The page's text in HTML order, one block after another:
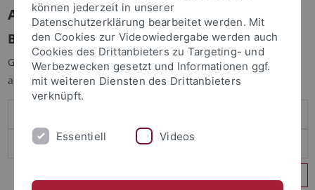
Anmelden
Benutzeranmeldung
Geben Sie Ihren Benutzernamen und Ihr Passwort an um sich
anzumelden:
können jederzeit in unserer
Datenschutzerklärung bearbeitet werden. Mit
den Cookies zur Videowiedergabe werden auch
Cookies des Drittanbieters zu Targeting- und
Werbezwecken gesetzt und Informationen ggf.
mit weiteren Diensten des Drittanbieters
verknüpft.
Essentiell Videos